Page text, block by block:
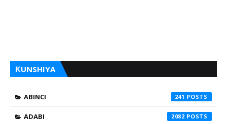
ƘUNSHIYA
ABINCI 241
ADABI 2082